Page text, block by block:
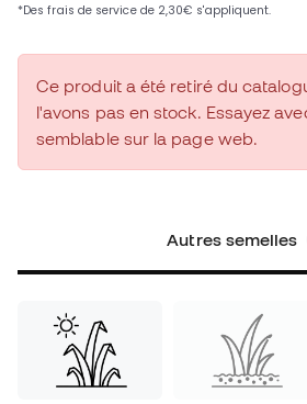
Ce produit a été retiré du
l'avons pas en stock. Essayez
semblable sur la page web.
Autres semelles